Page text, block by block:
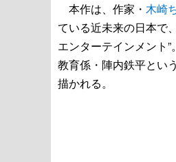
本作は、作家・ 木崎
ている近未来の日本で
エンターテインメント
教育係・陣内鉄平とい
描かれる。